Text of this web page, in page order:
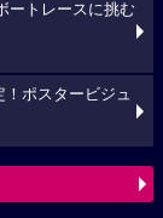
ートレースに挑む
！ポスタービジュ